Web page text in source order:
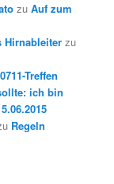
zuAuf zum
Hirnableiter zu
Treffen
ich bin
Regeln